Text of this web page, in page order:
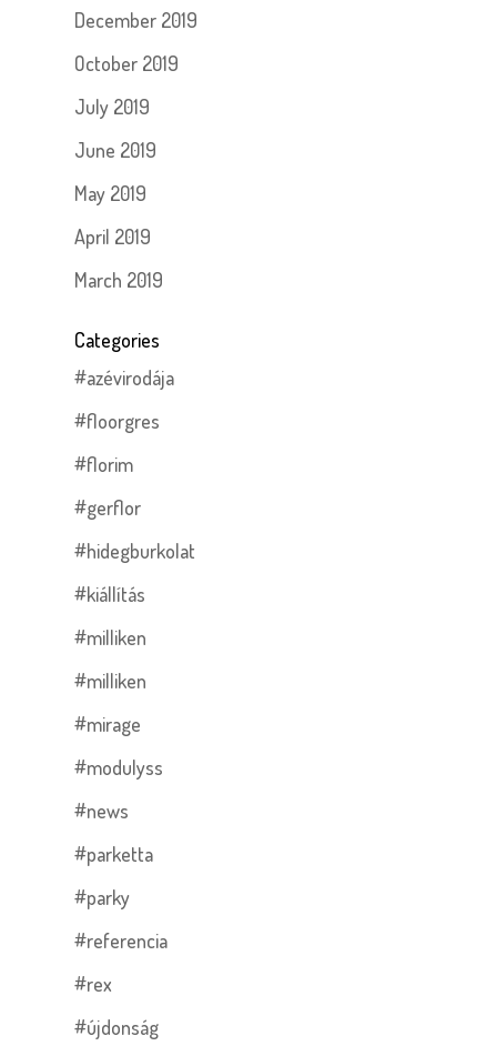
December 2019
October 2019
July 2019
June 2019
May 2019
April 2019
March 2019
Categories
#azévirodája
#floorgres
#florim
#gerflor
#hidegburkolat
#kiállítás
#milliken
#milliken
#mirage
#modulyss
#news
#parketta
#parky
#referencia
#rex
#újdonság